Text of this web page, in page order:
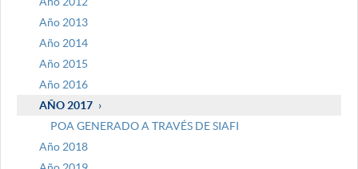
Año 2013
Año 2014
Año 2015
Año 2016
AÑO 2017
POA GENERADO A TRAVÉS DE SIAFI
Año 2018